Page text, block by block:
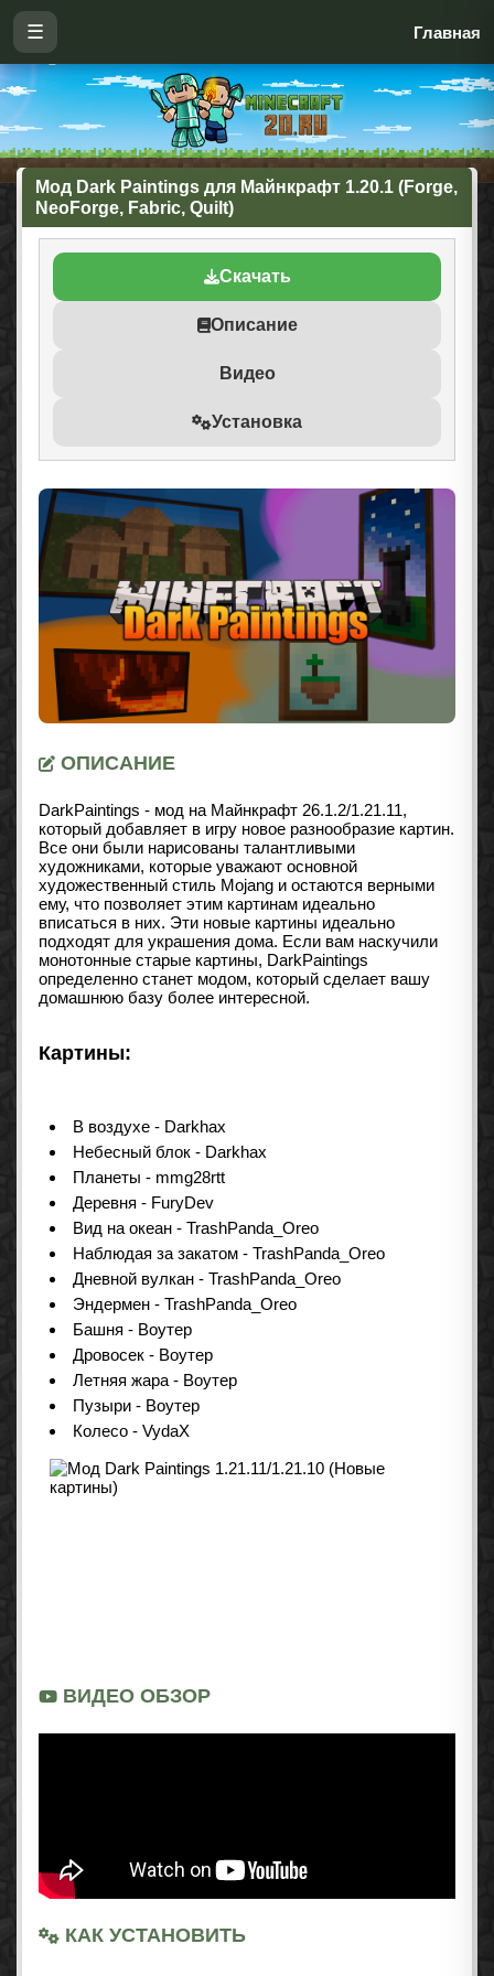
☰ Главная
Мод Dark Paintings для Майнкрафт 1.20.1 (Forge,
NeoForge, Fabric, Quilt)
Скачать
Описание
Видео
Установка
ОПИСАНИЕ
DarkPaintings - мод на Майнкрафт 26.1.2/1.21.11,
который добавляет в игру новое разнообразие картин.
Все они были нарисованы талантливыми
художниками, которые уважают основной
художественный стиль Mojang и остаются верными
ему, что позволяет этим картинам идеально
вписаться в них. Эти новые картины идеально
подходят для украшения дома. Если вам наскучили
монотонные старые картины, DarkPaintings
определенно станет модом, который сделает вашу
домашнюю базу более интересной.
Картины:
В воздухе - Darkhax
Небесный блок - Darkhax
Планеты - mmg28rtt
Деревня - FuryDev
Вид на океан - TrashPanda_Oreo
Наблюдая за закатом - TrashPanda_Oreo
Дневной вулкан - TrashPanda_Oreo
Эндермен - TrashPanda_Oreo
Башня - Воутер
Дровосек - Воутер
Летняя жара - Воутер
Пузыри - Воутер
Колесо - VydaX
ВИДЕО ОБЗОР
КАК УСТАНОВИТЬ